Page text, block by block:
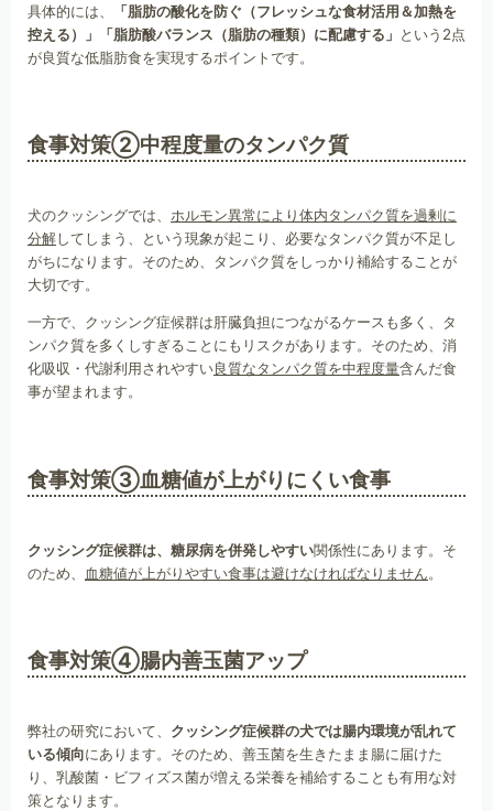
具体的には、
「脂肪の酸化を防ぐ（フレッシュな食材活用＆加熱を
控える）」「脂肪酸バランス（脂肪の種類）に配慮する」 という2点
が良質な低脂肪食を実現するポイントです。
食事対策②中程度量のタンパク質
犬のクッシングでは、 ホルモン異常により体内タンパク質を過剰に
分解してしまう、という現象が起こり、必要なタンパク質が不足し
がちになります。そのため、タンパク質をしっかり補給することが
大切です。
一方で、クッシング症候群は肝臓負担につながるケースも多く、タ
ンパク質を多くしすぎることにもリスクがあります。そのため、消
化吸収・代謝利用されやすい良質なタンパク質を中程度量含んだ食
事が望まれます。
食事対策③血糖値が上がりにくい食事
クッシング症候群は、糖尿病を併発しやすい関係性にあります。そ
のため、
血糖値が上がりやすい食事は避けなければなりません。
食事対策④腸内善玉菌アップ
弊社の研究において、 クッシング症候群の犬では腸内環境が乱れて
いる傾向にあります。そのため、善玉菌を生きたまま腸に届けた
り、乳酸菌・ビフィズス菌が増える栄養を補給することも有用な対
策となります。